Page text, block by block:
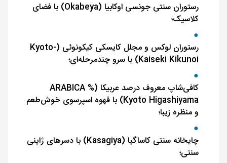
رستوران سنتی جونسی اوکابیا (Okabeya) با فضای
کلاسیک؛
رستوران لوکس و مجلل کایسکی کیکونوئی (Kyoto-
Kaiseki Kikunoi) با سرو چندمرحله‌ای؛
کافی‌شاپ معروف درصد عربیکا (% ARABICA
Kyoto Higashiyama) با قهوه اسپرسوی خوش‌طعم
و منظره زیبا؛
چایخانه سنتی کاساگیا (Kasagiya) با دسرهای ژاپنی
سنتی؛